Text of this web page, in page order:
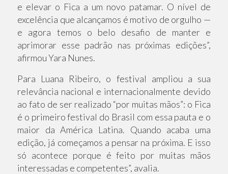
e elevar o Fica a um novo patamar. O nível de
excelência que alcançamos é motivo de orgulho —
e agora temos o belo desafio de manter e
aprimorar esse padrão nas próximas edições”,
afirmou Yara Nunes.
Para Luana Ribeiro, o festival ampliou a sua
relevância nacional e internacionalmente devido
ao fato de ser realizado “por muitas mãos”: o Fica
é o primeiro festival do Brasil com essa pauta e o
maior da América Latina. Quando acaba uma
edição, já começamos a pensar na próxima. E isso
só acontece porque é feito por muitas mãos
interessadas e competentes”, avalia.